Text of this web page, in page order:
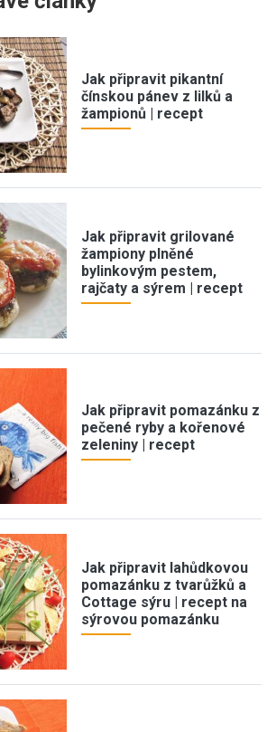
Jak připravit pikantní
čínskou pánev z lilků a
žampionů | recept
Jak připravit grilované
žampiony plněné
bylinkovým pestem,
rajčaty a sýrem | recept
Jak připravit pomazánku z
pečené ryby a kořenové
zeleniny | recept
Jak připravit lahůdkovou
pomazánku z tvarůžků a
Cottage sýru | recept na
sýrovou pomazánku